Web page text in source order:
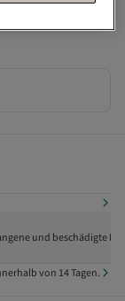
und beschädigte
von 14 Tagen.